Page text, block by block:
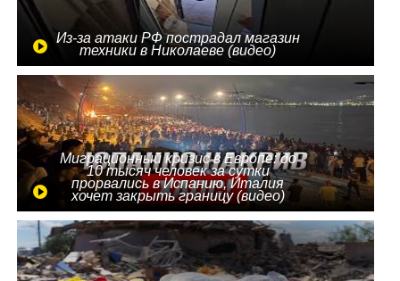
Из-за атаки РФ пострадал магазин
техники в Николаеве (видео)
Миграционный кризис в Европе: до
10 тысяч человек за сутки
прорвались в Испанию, Италия
хочет закрыть границу (видео)